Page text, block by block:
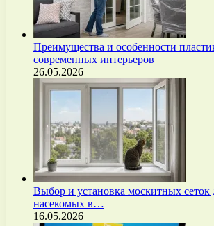
Преимущества и особенности
современных интерьеров
26.05.2026
Выбор и установка москитных сеток
насекомых в…
16.05.2026